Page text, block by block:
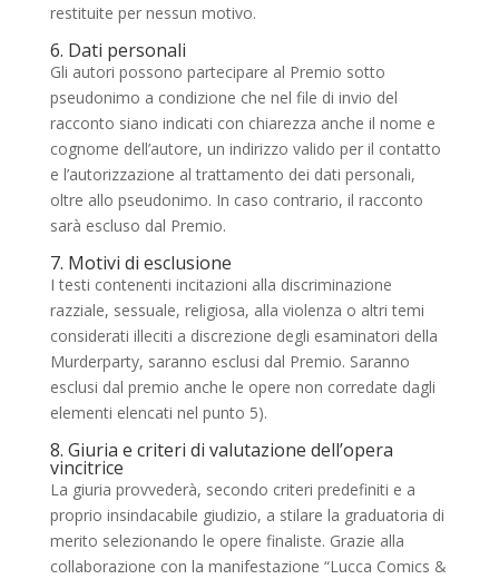
restituite per nessun motivo.
6. Dati personali
Gli autori possono partecipare al Premio sotto
pseudonimo a condizione che nel file di invio del
racconto siano indicati con chiarezza anche il nome e
cognome dell’autore, un indirizzo valido per il contatto
e l’autorizzazione al trattamento dei dati personali,
oltre allo pseudonimo. In caso contrario, il racconto
sarà escluso dal Premio.
7. Motivi di esclusione
I testi contenenti incitazioni alla discriminazione
razziale, sessuale, religiosa, alla violenza o altri temi
considerati illeciti a discrezione degli esaminatori della
Murderparty, saranno esclusi dal Premio. Saranno
esclusi dal premio anche le opere non corredate dagli
elementi elencati nel punto 5).
8. Giuria e criteri di valutazione dell’opera
vincitrice
La giuria provvederà, secondo criteri predefiniti e a
proprio insindacabile giudizio, a stilare la graduatoria di
merito selezionando le opere finaliste. Grazie alla
collaborazione con la manifestazione “Lucca Comics &